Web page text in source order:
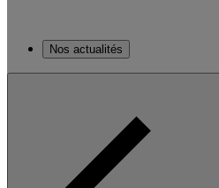
Nos actualités